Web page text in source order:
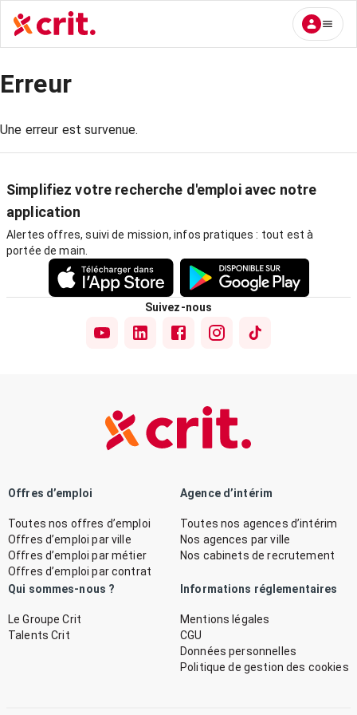
Erreur
Une erreur est survenue.
Simplifiez votre recherche d'emploi avec notre
application
Alertes offres, suivi de mission, infos pratiques : tout est à
portée de main.
Suivez-nous
Offres d’emploi
Toutes nos offres d’emploi
Offres d’emploi par ville
Offres d’emploi par métier
Offres d’emploi par contrat
Agence d’intérim
Toutes nos agences d’intérim
Nos agences par ville
Nos cabinets de recrutement
Qui sommes-nous ?
Le Groupe Crit
Talents Crit
Informations réglementaires
Mentions légales
CGU
Données personnelles
Politique de gestion des cookies